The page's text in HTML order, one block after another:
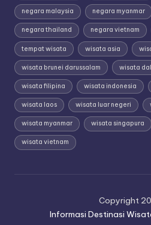
negara malaysia negara myanmar
negara thailand negara vietnam
tempat wisata wisata asia
wisata brunei darussalam wisata
wisata filipina wisata indonesia
wisata laos wisata luar negeri
wisata myanmar wisata singapura
wisata vietnam
Copyright
Informasi Destinasi